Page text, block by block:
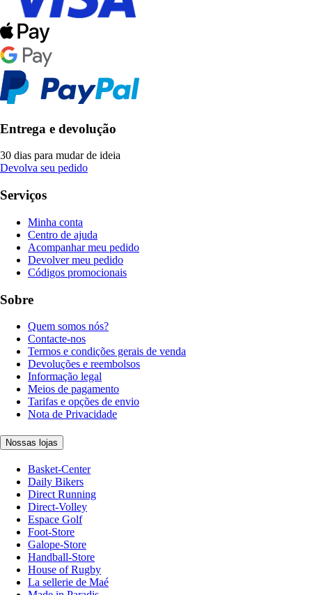
Entrega e devolução
30 dias para mudar de ideia
Devolva seu pedido
Serviços
Minha conta
Centro de ajuda
Acompanhar meu pedido
Devolver meu pedido
Códigos promocionais
Sobre
Quem somos nós?
Contacte-nos
Termos e condições gerais de venda
Devoluções e reembolsos
Informação legal
Meios de pagamento
Tarifas e opções de envio
Nota de Privacidade
Nossas lojas
Basket-Center
Daily Bikers
Direct Running
Direct-Volley
Espace Golf
Foot-Store
Galope-Store
Handball-Store
House of Rugby
La sellerie de Maé